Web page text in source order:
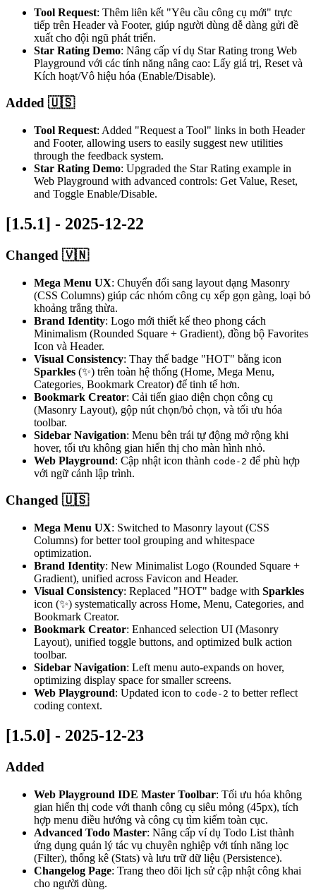
Tool Request: Thêm liên kết "Yêu cầu công cụ mới" trực
tiếp trên Header và Footer, giúp người dùng dễ dàng gửi đề
xuất cho đội ngũ phát triển.
Star Rating Demo: Nâng cấp ví dụ Star Rating trong Web
Playground với các tính năng nâng cao: Lấy giá trị, Reset và
Kích hoạt/Vô hiệu hóa (Enable/Disable).
Added 🇺🇸
Tool Request: Added "Request a Tool" links in both Header
and Footer, allowing users to easily suggest new utilities
through the feedback system.
Star Rating Demo: Upgraded the Star Rating example in
Web Playground with advanced controls: Get Value, Reset,
and Toggle Enable/Disable.
[1.5.1] - 2025-12-22
Changed 🇻🇳
Mega Menu UX: Chuyển đổi sang layout dạng Masonry
(CSS Columns) giúp các nhóm công cụ xếp gọn gàng, loại bỏ
khoảng trắng thừa.
Brand Identity: Logo mới thiết kế theo phong cách
Minimalism (Rounded Square + Gradient), đồng bộ Favorites
Icon và Header.
Visual Consistency: Thay thế badge "HOT" bằng icon
Sparkles (✨) trên toàn hệ thống (Home, Mega Menu,
Categories, Bookmark Creator) để tinh tế hơn.
Bookmark Creator: Cải tiến giao diện chọn công cụ
(Masonry Layout), gộp nút chọn/bỏ chọn, và tối ưu hóa
toolbar.
Sidebar Navigation: Menu bên trái tự động mở rộng khi
hover, tối ưu không gian hiển thị cho màn hình nhỏ.
Web Playground: Cập nhật icon thành code-2 để phù hợp
với ngữ cảnh lập trình.
Changed 🇺🇸
Mega Menu UX: Switched to Masonry layout (CSS
Columns) for better tool grouping and whitespace
optimization.
Brand Identity: New Minimalist Logo (Rounded Square +
Gradient), unified across Favicon and Header.
Visual Consistency: Replaced "HOT" badge with Sparkles
icon (✨) systematically across Home, Menu, Categories, and
Bookmark Creator.
Bookmark Creator: Enhanced selection UI (Masonry
Layout), unified toggle buttons, and optimized bulk action
toolbar.
Sidebar Navigation: Left menu auto-expands on hover,
optimizing display space for smaller screens.
Web Playground: Updated icon to code-2 to better reflect
coding context.
[1.5.0] - 2025-12-23
Added
Web Playground IDE Master Toolbar: Tối ưu hóa không
gian hiển thị code với thanh công cụ siêu mỏng (45px), tích
hợp menu điều hướng và công cụ tìm kiếm toàn cục.
Advanced Todo Master: Nâng cấp ví dụ Todo List thành
ứng dụng quản lý tác vụ chuyên nghiệp với tính năng lọc
(Filter), thống kê (Stats) và lưu trữ dữ liệu (Persistence).
Changelog Page: Trang theo dõi lịch sử cập nhật công khai
cho người dùng.